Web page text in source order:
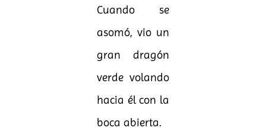
Cuando se
asomó, vio un
gran dragón
verde volando
hacia él con la
boca abierta.